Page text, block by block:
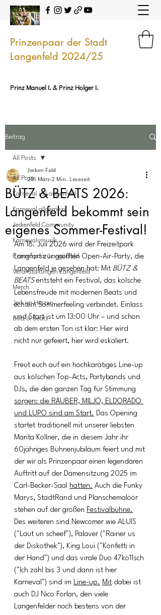
Prinzenpaar der Stadt
Langenfeld 2024/25
Prinz Manuel I. & Prinz Holger I.
Beitrag
All Posts
Karneval in Langenfeld
Karneval allgemein
Jeckenfeld Community
Karnevalsmusik
Prinzenpaar Langenfeld
Veranstaltungen Langenfeld
Merch
Jeck im Herzen
Bütz & Beats
All Posts
BÜTZ & BEATS 2026:
Langenfeld bekommt sein
eigenes Sommer-Festival!
Jecken Feld
28. März 2 Min. Lesezeit
Am 18. Juli 2026 wird der Freizeitpark
Langfort zur größten Open-Air-Party, die
Langenfeld je gesehen hat: Mit BÜTZ &
BEATS entsteht ein Festival, das kölsche
Lebensfreude mit modernen Beats und
echtem Sommerfeeling verbindet. Einlass
und Start ist um 13:00 Uhr – und schon
ab dem ersten Ton ist klar: Hier wird
nicht nur gefeiert, hier wird eskaliert.
Freut euch auf ein hochkarätiges Line-up
aus kölschen Top-Acts, Partybands und
DJs, die den ganzen Tag für Stimmung
sorgen: die RÄUBER, MILJÖ, ELDORADO
und LUPO sind am Start. Das Opening
startet traditionell mit unserer liebsten
Marita Köllner, die in diesem Jahr ihr
60jähriges Bühnenjubiläum feiert und mit
der wir als Prinzenpaar einen legendären
Auftritt auf der Damensitzung 2025 im
Carl-Becker-Saal
hatten. Auch die Funky
Marys, StadtRand und Planschemalöör
stehen auf der großen Festivalbühne.
Des weiteren sind Newcomer wie ALUIS
("Laut un scheef"), Palaver ("Rainer us
der Diskothek"), King Loui ("Konfetti in
der Hand") und das virale Duo 47kö11sch
("Ich zähl bis 3 und dann ist hier
Karneval") sind im Line-up. Mit dabei ist
auch DJ Nico Forlan, den viele
Langenfelder noch bestens von der